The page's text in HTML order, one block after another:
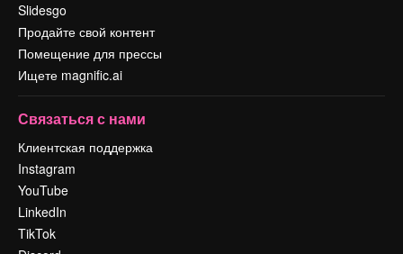
Slidesgo
Продайте свой контент
Помещение для прессы
Ищете magnific.ai
Связаться с нами
Клиентская поддержка
Instagram
YouTube
LinkedIn
TikTok